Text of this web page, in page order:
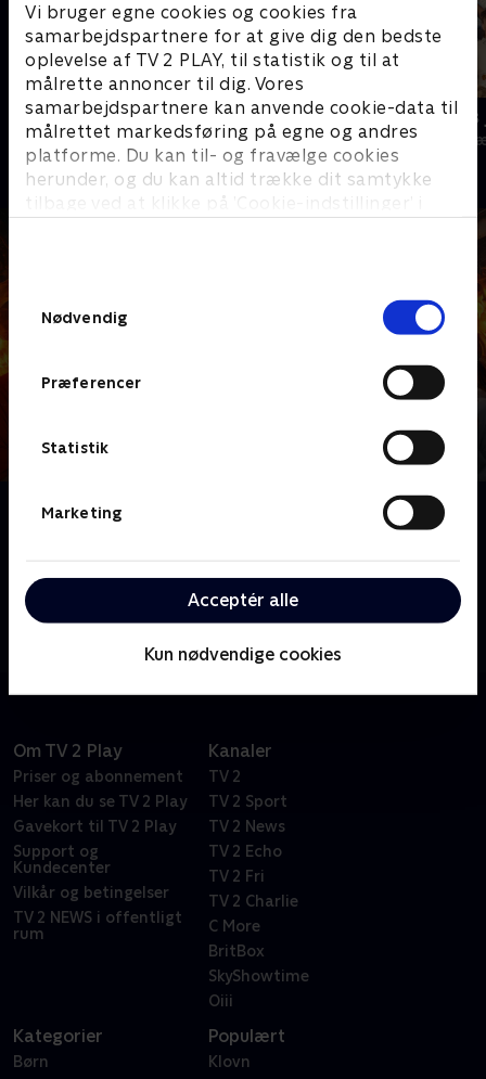
Vi bruger egne cookies og cookies fra
samarbejdspartnere for at give dig den bedste
oplevelse af TV 2 PLAY, til statistik og til at
målrette annoncer til dig. Vores
samarbejdspartnere kan anvende cookie-data til
målrettet markedsføring på egne og andres
platforme. Du kan til- og fravælge cookies
herunder, og du kan altid trække dit samtykke
tilbage ved at klikke på ’Cookie-indstillinger’ i
Nødvendig
Præferencer
Statistik
Marketing
Acceptér alle
Kun nødvendige cookies
Danmarks dummeste
TV-Shows • 1 sæsoner
24
TV-Shows • 1
Om Fear Factor
Søltoft byder 12 deltagere velkommen til 'Fear
Factor' anno 2025 - hvor frygt, venskab og viljestyrke
Om TV 2 Play
Priser og abonnement
Her kan du se TV 2 Play
Gavekort til TV 2 Play
Support og
Kundecenter
Vilkår og betingelser
TV 2 NEWS i offentligt
rum
Kanaler
TV 2
TV 2 Sport
TV 2 News
TV 2 Echo
TV 2 Fri
TV 2 Charlie
C More
BritBox
SkyShowtime
Oiii
Kategorier
Børn
Populært
Klovn